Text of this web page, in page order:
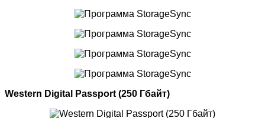
Western Digital Passport (250 Гбайт)